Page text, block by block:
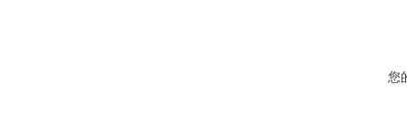
您